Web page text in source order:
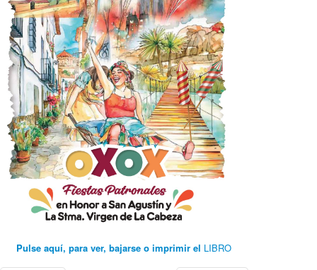
Pulse aquí, para ver, bajarse o imprimir el LIBRO